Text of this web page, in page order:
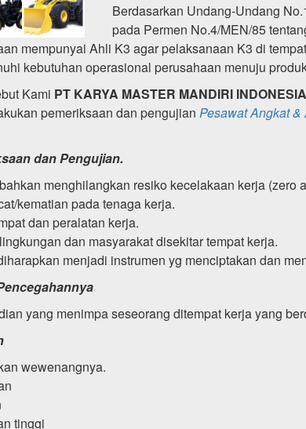
Berdasarkan Undang-Undang
pada Permen No.4/MEN/85
mempunyai Ahli K3 agar pelaksanaan K3 di
kebutuhan operasional perusahaan menuju
Kami PT KARYA MASTER MANDIRI
pemeriksaan dan pengujian Pesawat Angkat &
dan Pengujian.
menghilangkan resiko kecelakaan kerja (zero
kematian pada tenaga kerja.
dan peralatan kerja.
dan masyarakat disekitar tempat kerja.
menjadi instrumen yg menciptakan dan
yang menimpa seseorang ditempat kerja yang
wewenangnya.
tinggi